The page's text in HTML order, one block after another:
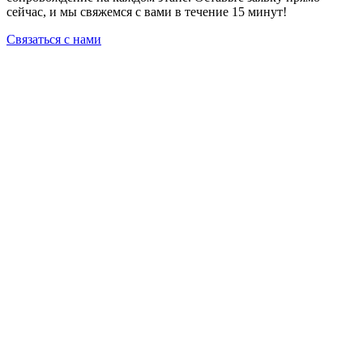
сейчас, и мы свяжемся с вами в течение 15 минут!
Связаться с нами